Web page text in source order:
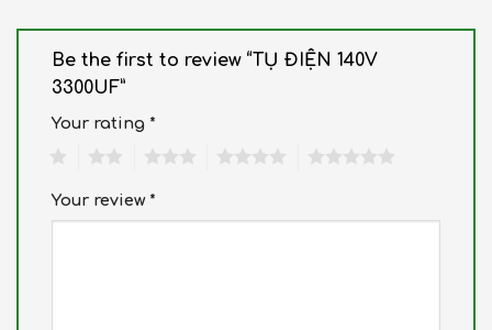
Be the first to review “TỤ ĐIỆN 140V
3300UF”
Your rating *
Your review *